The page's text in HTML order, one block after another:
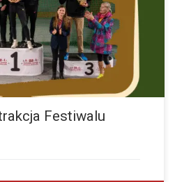
co doda jeszcze więcej emocji po
w hali…więcej
Festiwalu